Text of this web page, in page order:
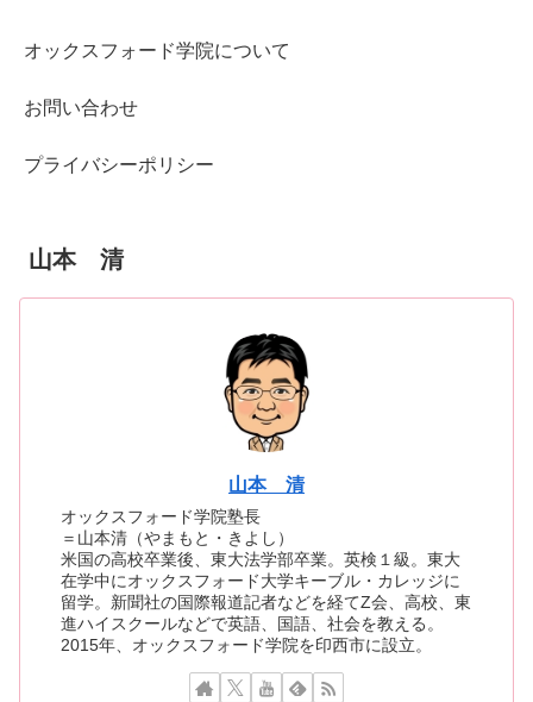
オックスフォード学院について
お問い合わせ
プライバシーポリシー
山本 清
山本 清
オックスフォード学院塾長
＝山本清（やまもと・きよし）
米国の高校卒業後、東大法学部卒業。英検１級。東大
在学中にオックスフォード大学キーブル・カレッジに
留学。新聞社の国際報道記者などを経てZ会、高校、東
進ハイスクールなどで英語、国語、社会を教える。
2015年、オックスフォード学院を印西市に設立。